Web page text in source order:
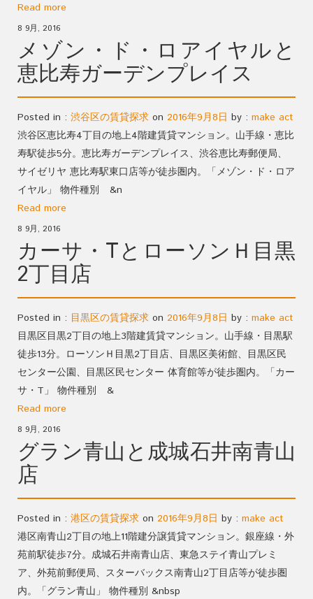
Read more
8 9月, 2016
メゾン・ド・ロアイヤルと
恵比寿ガーデンプレイス
Posted in : 渋谷区の賃貸探求 on 2016年9月8日 by : make act
渋谷区恵比寿4丁目の地上4階建賃貸マンション。山手線・恵比
寿駅徒歩5分。恵比寿ガーデンプレイス、渋谷恵比寿郵便局、
サイゼリヤ 恵比寿駅東口店等が徒歩圏内。「メゾン・ド・ロア
イヤル」 物件種別 &n
Read more
8 9月, 2016
カーサ・TとローソンＨ目黒
2丁目店
Posted in : 目黒区の賃貸探求 on 2016年9月8日 by : make act
目黒区目黒2丁目の地上3階建賃貸マンション。山手線・目黒駅
徒歩13分。ローソンＨ目黒2丁目店、目黒区美術館、目黒区民
センター公園、目黒区民センター 体育館等が徒歩圏内。「カー
サ・T」 物件種別 &
Read more
8 9月, 2016
グラン青山と成城石井南青山
店
Posted in : 港区の賃貸探求 on 2016年9月8日 by : make act
港区南青山2丁目の地上11階建分譲賃貸マンション。銀座線・外
苑前駅徒歩7分。成城石井南青山店、東急ステイ青山プレミ
ア、外苑前郵便局、スターバックス南青山2丁目店等が徒歩圏
内。「グラン青山」 物件種別 &nbsp